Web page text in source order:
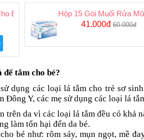
Bé Xuất Xứ MỹHộp 15 Gói Muối Rửa
41.000đ 60.000đ
để tắm cho bé?
dụng các loại lá tắm cho trẻ sơ
Đông Y, các mẹ sử dụng các loại lá
trên da vì các loại lá tắm đều có khả
làm tổn hại đến da bé.
bé như: rôm sảy, mụn ngọt, mề